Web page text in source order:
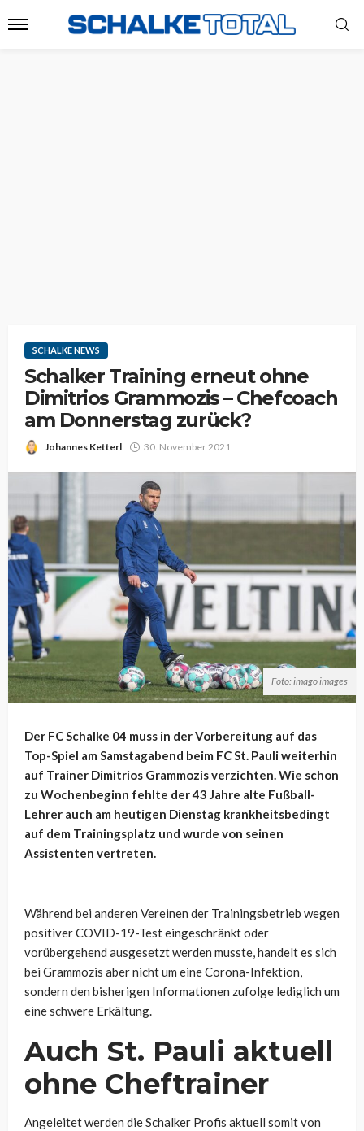
SCHALKE NEWS
Schalker Training erneut ohne
Dimitrios Grammozis – Chefcoach
am Donnerstag zurück?
Johannes Ketterl 30. November 2021
Foto: imago images
Der FC Schalke 04 muss in der Vorbereitung auf das
Top-Spiel am Samstagabend beim FC St. Pauli weiterhin
auf Trainer Dimitrios Grammozis verzichten. Wie schon
zu Wochenbeginn fehlte der 43 Jahre alte Fußball-
Lehrer auch am heutigen Dienstag krankheitsbedingt
auf dem Trainingsplatz und wurde von seinen
Assistenten vertreten.
Während bei anderen Vereinen der Trainingsbetrieb wegen
positiver COVID-19-Test eingeschränkt oder
vorübergehend ausgesetzt werden musste, handelt es sich
bei Grammozis aber nicht um eine Corona-Infektion,
sondern den bisherigen Informationen zufolge lediglich um
eine schwere Erkältung.
Auch St. Pauli aktuell
ohne Cheftrainer
Angeleitet werden die Schalker Profis aktuell somit von